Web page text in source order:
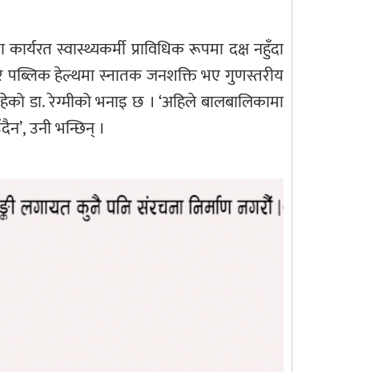
स्वास्थ्यकर्मी प्राविधिक रूपमा दक्ष नहुँदा
र पब्लिक हेल्थमा स्नातक जनशक्ति भए गुणस्तरीय
डा. रेग्मीको भनाइ छ । ‘अहिले बालबालिकामा
उनी भन्छिन् ।